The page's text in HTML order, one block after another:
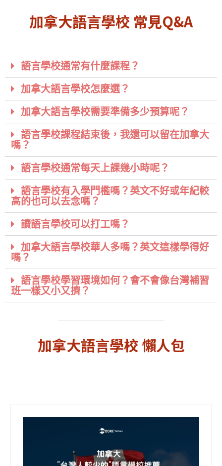
加拿大語言學校 常見Q&A
語言學校通常有什麼課程？
加拿大語言學校怎麼選？
加拿大語言學校需要準備多少預算呢？
語言學校課程結束後，我還可以留在加拿大
嗎？
語言學校通常每天上課幾小時呢？
語言學校有入學門檻嗎？英文不好或年紀較
高的也可以去念嗎？
讀語言學校可以打工嗎？
加拿大語言學校華人多嗎？英文這樣學得好
嗎？
語言學校學習環境如何？會不會像台灣補習
班一樣又小又擠？
加拿大語言學校 懶人包